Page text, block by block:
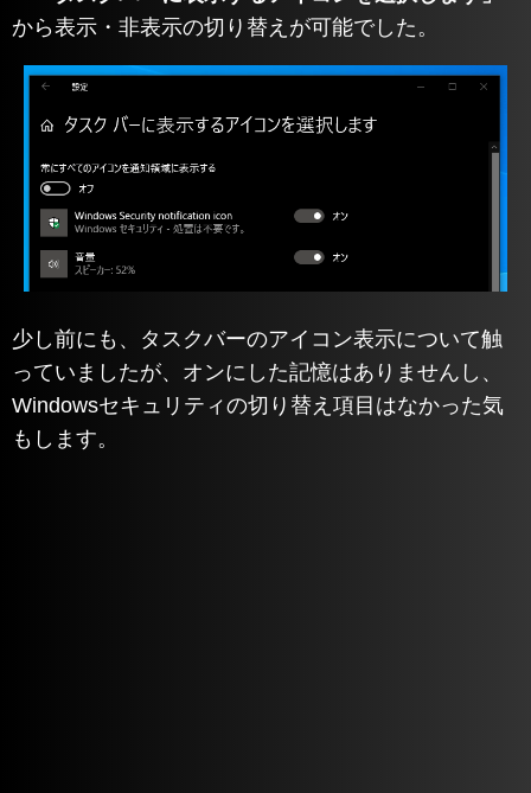
から表示・非表示の切り替えが可能でした。
少し前にも、タスクバーのアイコン表示について触
っていましたが、オンにした記憶はありませんし、
Windowsセキュリティの切り替え項目はなかった気
もします。